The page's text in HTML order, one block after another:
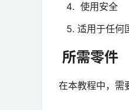
使用安全
适用于任何
所需零件
在本教程中，需